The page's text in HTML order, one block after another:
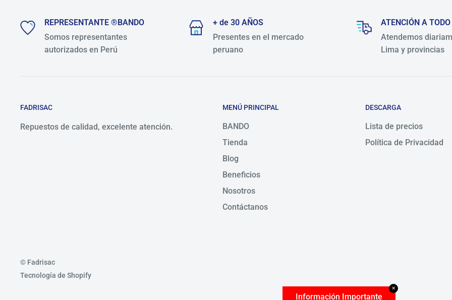
REPRESENTANTE ®BANDO
Somos representantes
autorizados en Perú
+ de 30 AÑOS
Presentes en el mercado
peruano
ATENCIÓN A TODO
Atendemos
Lima y provincias
FADRISAC
Repuestos de calidad, excelente atención.
MENÚ PRINCIPAL
BANDO
Tienda
Blog
Beneficios
Nosotros
Contáctanos
DESCARGA
Lista de precios
Política de Privacidad
© Fadrisac
Tecnología de Shopify
✕
Información Importante